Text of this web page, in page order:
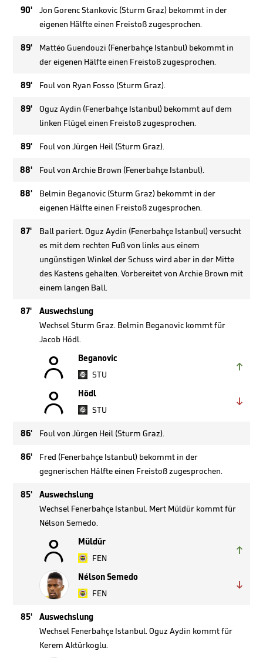
90'
Jon Gorenc Stankovic (Sturm Graz) bekommt in der
eigenen Hälfte einen Freistoß zugesprochen.
89'
Mattéo Guendouzi (Fenerbahçe Istanbul) bekommt in
der eigenen Hälfte einen Freistoß zugesprochen.
89' Foul von Ryan Fosso (Sturm Graz).
89'
Oguz Aydin (Fenerbahçe Istanbul) bekommt auf dem
linken Flügel einen Freistoß zugesprochen.
89' Foul von Jürgen Heil (Sturm Graz).
88' Foul von Archie Brown (Fenerbahçe Istanbul).
88'
Belmin Beganovic (Sturm Graz) bekommt in der
eigenen Hälfte einen Freistoß zugesprochen.
87'
Ball pariert. Oguz Aydin (Fenerbahçe Istanbul) versucht
es mit dem rechten Fuß von links aus einem
ungünstigen Winkel der Schuss wird aber in der Mitte
des Kastens gehalten. Vorbereitet von Archie Brown mit
einem langen Ball.
87'
Auswechslung
Wechsel Sturm Graz. Belmin Beganovic kommt für
Jacob Hödl.

Beganovic
STU


Hödl
STU

86' Foul von Jürgen Heil (Sturm Graz).
86'
Fred (Fenerbahçe Istanbul) bekommt in der
gegnerischen Hälfte einen Freistoß zugesprochen.
85'
Auswechslung
Wechsel Fenerbahçe Istanbul. Mert Müldür kommt für
Nélson Semedo.

Müldür
FEN

Nélson Semedo
FEN

85'
Auswechslung
Wechsel Fenerbahçe Istanbul. Oguz Aydin kommt für
Kerem Aktürkoglu.